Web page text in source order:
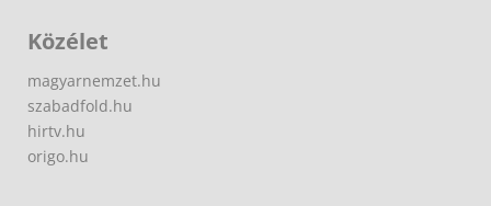
Közélet
magyarnemzet.hu
szabadfold.hu
hirtv.hu
origo.hu